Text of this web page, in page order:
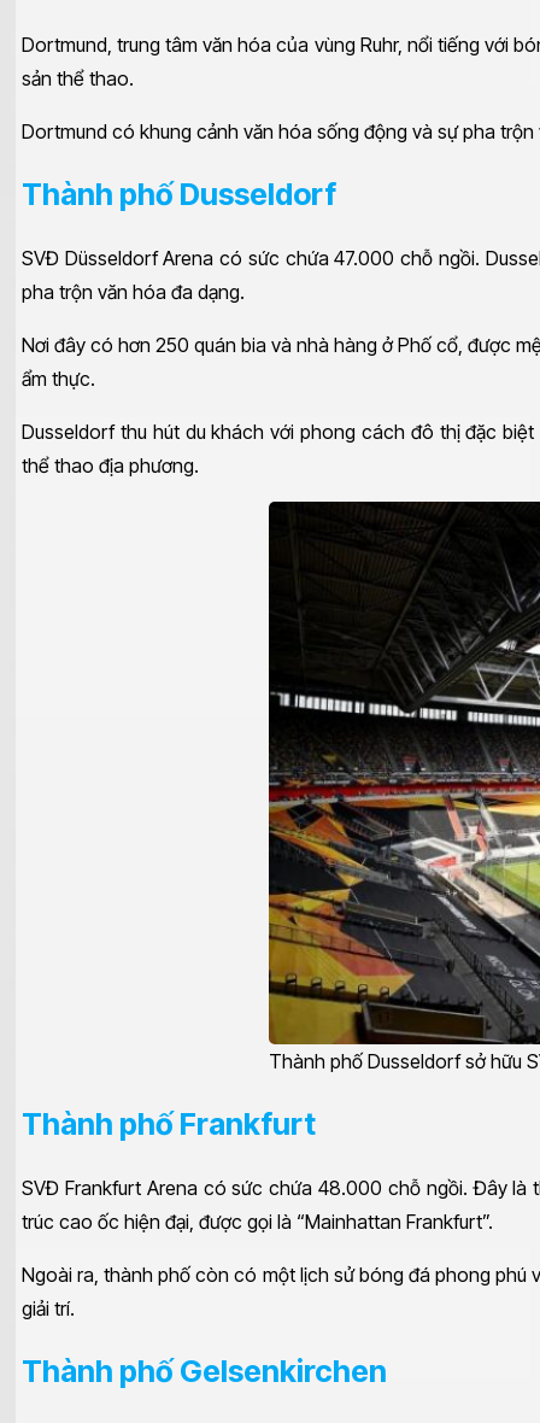
Dortmund, trung tâm văn hóa của vùng Ruhr, nổi tiếng với
sản thể thao.
Dortmund có khung cảnh văn hóa sống động và sự pha
Thành phố Dusseldorf
SVĐ Düsseldorf Arena có sức chứa 47.000 chỗ ngồi.
pha trộn văn hóa đa dạng.
Nơi đây có hơn 250 quán bia và nhà hàng ở Phố cổ, được
ẩm thực.
Dusseldorf thu hút du khách với phong cách đô thị đặc
thể thao địa phương.
Thành phố Dusseldorf sở hữu
Thành phố Frankfurt
SVĐ Frankfurt Arena có sức chứa 48.000 chỗ ngồi. Đây là
trúc cao ốc hiện đại, được gọi là “Mainhattan Frankfurt”.
Ngoài ra, thành phố còn có một lịch sử bóng đá phong phú
giải trí.
Thành phố Gelsenkirchen